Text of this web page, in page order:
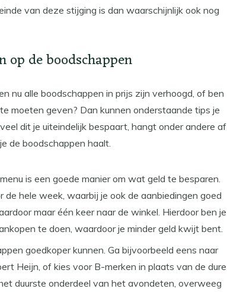
van deze stijging is dan waarschijnlijk ook nog
op de boodschappen
nu alle boodschappen in prijs zijn verhoogd, of ben
moeten geven? Dan kunnen onderstaande tips je
dit je uiteindelijk bespaart, hangt onder andere af
de boodschappen haalt.
is een goede manier om wat geld te besparen.
de hele week, waarbij je ook de aanbiedingen goed
maar één keer naar de winkel. Hierdoor ben je
te doen, waardoor je minder geld kwijt bent.
goedkoper kunnen. Ga bijvoorbeeld eens naar
Heijn, of kies voor B-merken in plaats van de dure
duurste onderdeel van het avondeten, overweeg